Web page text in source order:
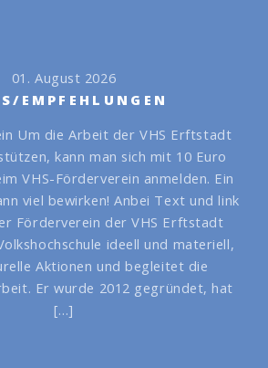
01. August 2026
EMPFEHLUNGEN
Um die Arbeit der VHS Erftstadt
kann man sich mit 10 Euro
VHS-Förderverein anmelden. Ein
viel bewirken! Anbei Text und link
Förderverein der VHS Erftstadt
ideell und materiell,
Aktionen und begleitet die
Er wurde 2012 gegründet, hat
[…]